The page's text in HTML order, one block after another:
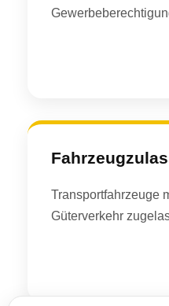
Transportfahrzeuge
Güterverkehr